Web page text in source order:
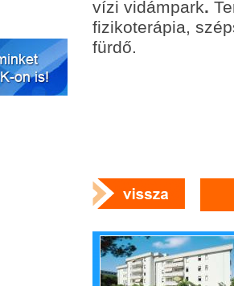
vízi vidámpark.
fizikoterápia,
fürdő.